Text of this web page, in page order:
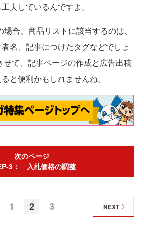
夫しているんですよ。
合、商品リストに該当するのは、
名、記事につけたタグなどでしょ
せて、記事ページの作成と広告出稿
と便利かもしれませんね。
次のページ
3： 入札価格の調整
1 2 3 NEXT